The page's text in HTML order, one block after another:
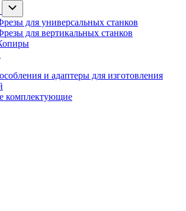
для универсальных станков
для вертикальных станков
и адаптеры для изготовления
комплектующие